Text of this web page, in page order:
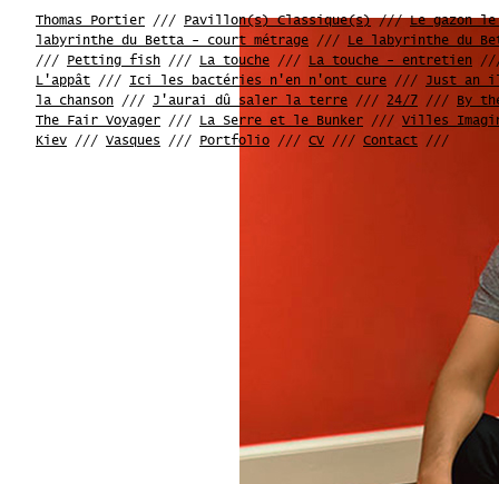
Thomas Portier /// Pavillon(s) Classique(s)///Le gazon
labyrinthe du Betta - court métrage ///
Le labyrinthe du
///
Petting fish /// La touche /// La touche - entretien
L'appât /// Ici les bactéries n'en n'ont cure /// Just an
la chanson /// J'aurai dû saler la terre /// 24/7 ///
By
The Fair Voyager /// La Serre et le Bunker /// Villes
Kiev /// Vasques /// Portfolio /// CV /// Contact ///